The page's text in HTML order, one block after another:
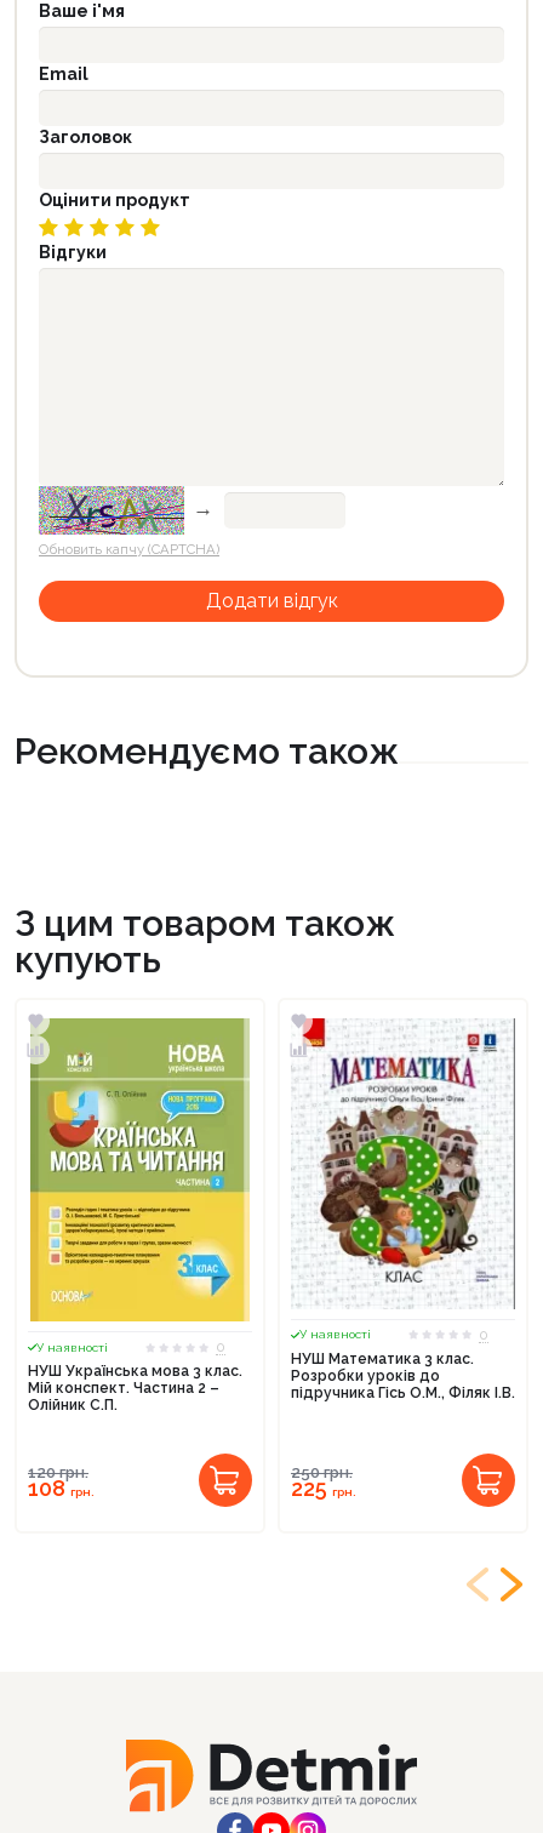
Ваше і'мя
Email
Заголовок
Оцінити продукт
Відгуки
→
Обновить капчу (CAPTCHA)
Рекомендуємо також
З цим товаром також
купують
У наявності
0
НУШ Українська мова 3 клас.
Мій конспект. Частина 2 –
Олійник С.П.
120грн.
108грн.
У наявності
0
НУШ Математика 3 клас.
Розробки уроків до
підручника Гісь О.М., Філяк І.В.
250грн.
225грн.